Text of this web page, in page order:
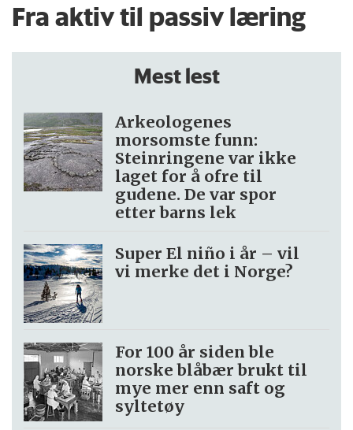
Fra aktiv til passiv læring
Mest lest
Arkeologenes
morsomste funn:
Steinringene var ikke
laget for å ofre til
gudene. De var spor
etter barns lek
Super El niño i år – vil
vi merke det i Norge?
For 100 år siden ble
norske blåbær brukt til
mye mer enn saft og
syltetøy